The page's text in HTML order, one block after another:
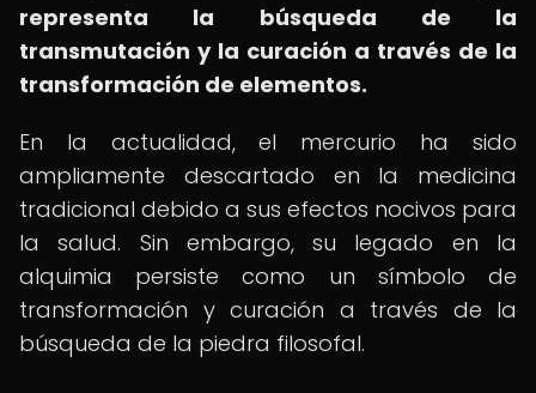
representa la búsqueda de la
transmutación y la curación a través de la
transformación de elementos.
En la actualidad, el mercurio ha sido
ampliamente descartado en la medicina
tradicional debido a sus efectos nocivos para
la salud. Sin embargo, su legado en la
alquimia persiste como un símbolo de
transformación y curación a través de la
búsqueda de la piedra filosofal.